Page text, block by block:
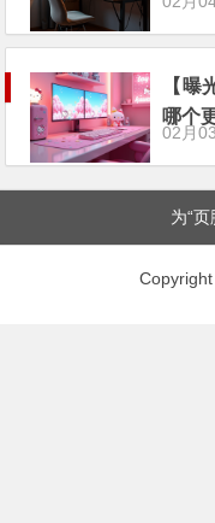
【曝
哪个
02月
为“